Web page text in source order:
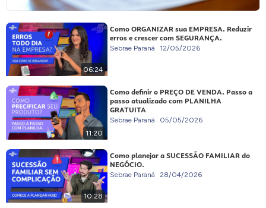
06:24
Como ORGANIZAR sua EMPRESA. Reduzir
erros e crescer com SEGURANÇA.
Sebrae Paraná 12/05/2026
11:20
Como definir o PREÇO DE VENDA. Passo a
passo atualizado com PLANILHA
GRATUITA
Sebrae Paraná 05/05/2026
10:28
Como planejar a SUCESSÃO FAMILIAR do
NEGÓCIO.
Sebrae Paraná 28/04/2026